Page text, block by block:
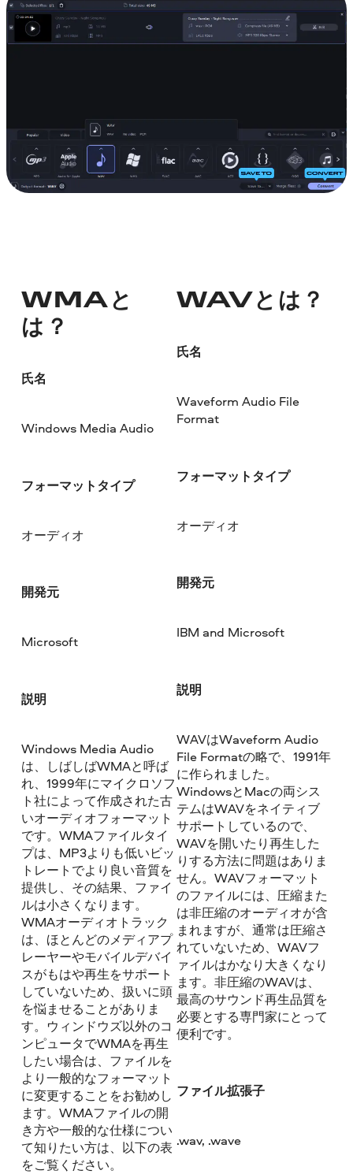
WMAと
は？
氏名
Windows Media Audio
フォーマットタイプ
オーディオ
開発元
Microsoft
説明
Windows Media Audio
は、しばしばWMAと呼ば
れ、1999年にマイクロソフ
ト社によって作成された古
いオーディオフォーマット
です。WMAファイルタイ
プは、MP3よりも低いビッ
トレートでより良い音質を
提供し、その結果、ファイ
ルは小さくなります。
WMAオーディオトラック
は、ほとんどのメディアプ
レーヤーやモバイルデバイ
スがもはや再生をサポート
していないため、扱いに頭
を悩ませることがありま
す。ウィンドウズ以外のコ
ンピュータでWMAを再生
したい場合は、ファイルを
より一般的なフォーマット
に変更することをお勧めし
ます。WMAファイルの開
き方や一般的な仕様につい
て知りたい方は、以下の表
をご覧ください。
WAVとは？
氏名
Waveform Audio File
Format
フォーマットタイプ
オーディオ
開発元
IBM and Microsoft
説明
WAVはWaveform Audio
File Formatの略で、1991年
に作られました。
WindowsとMacの両シス
テムはWAVをネイティブ
サポートしているので、
WAVを開いたり再生した
りする方法に問題はありま
せん。WAVフォーマット
のファイルには、圧縮また
は非圧縮のオーディオが含
まれますが、通常は圧縮さ
れていないため、WAVフ
ァイルはかなり大きくなり
ます。非圧縮のWAVは、
最高のサウンド再生品質を
必要とする専門家にとって
便利です。
ファイル拡張子
.wav, .wave